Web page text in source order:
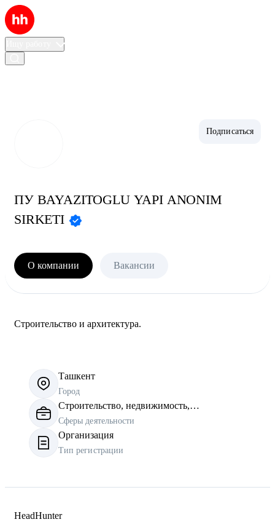
Подписаться
ПУ BAYAZITOGLU YAPI ANONIM
SIRKETI
О компании Вакансии
Строительство и архитектура.
Ташкент
Город
Строительство, недвижимость,
эксплуатация, проектирование
Сферы деятельности
Организация
Тип регистрации
HeadHunter